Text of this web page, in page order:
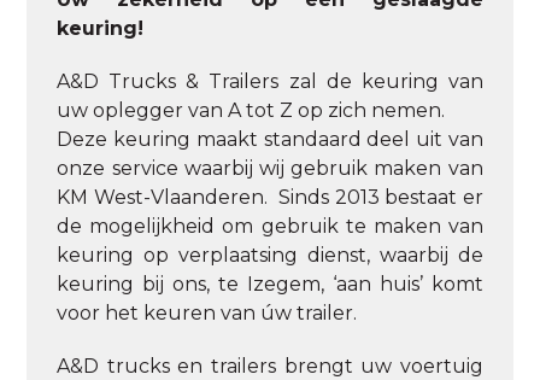
keuring!
A&D Trucks & Trailers zal de keuring van
uw oplegger van A tot Z op zich nemen.
Deze keuring maakt standaard deel uit van
onze service waarbij wij gebruik maken van
KM West-Vlaanderen. Sinds 2013 bestaat er
de mogelijkheid om gebruik te maken van
keuring op verplaatsing dienst, waarbij de
keuring bij ons, te Izegem, ‘aan huis’ komt
voor het keuren van úw trailer.
A&D trucks en trailers brengt uw voertuig